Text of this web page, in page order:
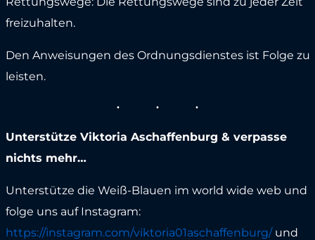
freizuhalten.
Den Anweisungen des Ordnungsdienstes ist Folge zu
leisten.
Unterstütze Viktoria Aschaffenburg & verpasse
nichts mehr…
Unterstütze die Weiß-Blauen im world wide web und
folge uns auf Instagram:
https://instagram.com/viktoria01aschaffenburg/ und